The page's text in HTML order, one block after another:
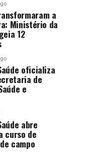
a
Ministério da
12
oficializa
de
e
abre
curso de
campo